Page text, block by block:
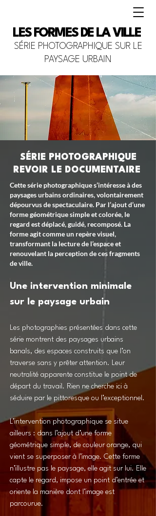
LES FORMES DE LA VILLE
SÉRIE PHOTOGRAPHIQUE SUR LE
PAYSAGE URBAIN
SÉRIE PHOTOGRAPHIQUE
REVOIR LE DOCUMENTAIRE
Cette série photographique s’intéresse à des
paysages urbains ordinaires, volontairement
dépourvus de spectaculaire. Par l’ajout d’une
forme géométrique simple et colorée, le
regard est déplacé, guidé, recomposé. La
forme agit comme un repère visuel,
transformant la lecture de l’espace et
renouvelant la perception de ces fragments
de ville.
Une intervention minimale
sur le paysage urbain
Les photographies présentées dans cette
série montrent des paysages urbains
banals, des espaces construits que l’on
traverse sans y prêter attention. Leur
neutralité apparente constitue le point de
départ du travail. Rien ne cherche ici à
séduire par le pittoresque ou l’exceptionnel.
L’intervention photographique se situe
ailleurs : dans l’ajout d’une forme
géométrique simple, de couleur orange, qui
vient se superposer à l’image. Cette forme
n’illustre pas le paysage, elle agit sur lui. Elle
capte le regard, impose un point d’entrée et
oriente la manière dont l’image est
parcourue.